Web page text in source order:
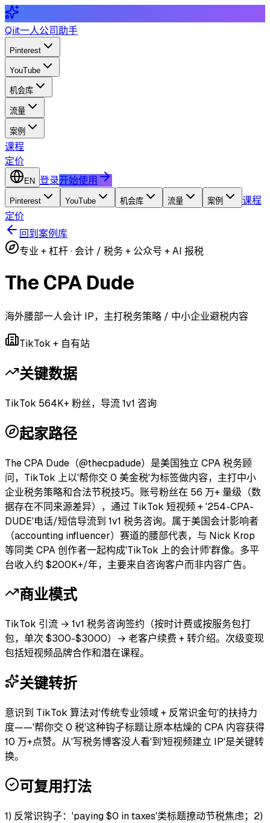
Qiit一人公司助手
Pinterest
YouTube
机会库
流量
案例
课程
定价
EN 登录开始使用
Pinterest YouTube 机会库 流量 案例
课程
定价
回到案例库
专业 + 杠杆· 会计 / 税务 + 公众号 + AI 报税
The CPA Dude
海外腰部一人会计 IP，主打税务策略 / 中小企业避税内容
TikTok + 自有站
关键数据
TikTok 564K+ 粉丝，导流 1v1 咨询
起家路径
The CPA Dude（@thecpadude）是美国独立 CPA 税务顾
问，TikTok 上以'帮你交 0 美金税'为标签做内容，主打中小
企业税务策略和合法节税技巧。账号粉丝在 56 万+ 量级（数
据存在不同来源差异），通过 TikTok 短视频 + '254-CPA-
DUDE'电话/短信导流到 1v1 税务咨询。属于美国会计影响者
（accounting influencer）赛道的腰部代表，与 Nick Krop
等同类 CPA 创作者一起构成'TikTok 上的会计师'群像。多平
台收入约 $200K+/年，主要来自咨询客户而非内容广告。
商业模式
TikTok 引流 → 1v1 税务咨询签约（按时计费或按服务包打
包，单次 $300-$3000）→ 老客户续费 + 转介绍。次级变现
包括短视频品牌合作和潜在课程。
关键转折
意识到 TikTok 算法对'传统专业领域 + 反常识金句'的扶持力
度——'帮你交 0 税'这种钩子标题让原本枯燥的 CPA 内容获得
10 万+点赞。从'写税务博客没人看'到'短视频建立 IP'是关键转
换。
可复用打法
1) 反常识钩子：'paying $0 in taxes'类标题撩动节税焦虑；2)